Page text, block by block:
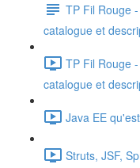
TP Fil Rouge
catalogue et
TP Fil Rouge
catalogue et
Java EE
Struts, JSF,